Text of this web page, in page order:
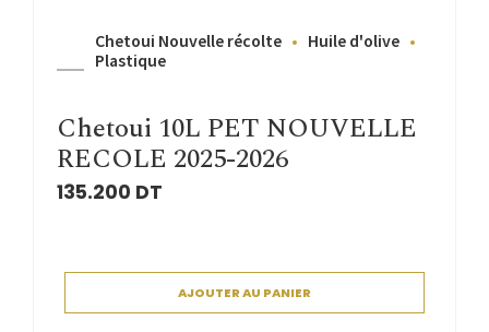
Chetoui Nouvelle récolte
Huile d'olive
Plastique
Chetoui 10L PET NOUVELLE
RECOLE 2025-2026
135.200 DT
AJOUTER AU PANIER